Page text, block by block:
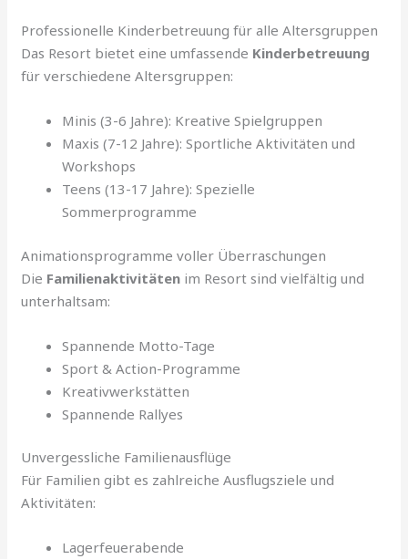
Professionelle Kinderbetreuung für alle Altersgruppen
Das Resort bietet eine umfassende Kinderbetreuung
für verschiedene Altersgruppen:
Minis (3-6 Jahre): Kreative Spielgruppen
Maxis (7-12 Jahre): Sportliche Aktivitäten und
Workshops
Teens (13-17 Jahre): Spezielle
Sommerprogramme
Animationsprogramme voller Überraschungen
Die Familienaktivitäten im Resort sind vielfältig und
unterhaltsam:
Spannende Motto-Tage
Sport & Action-Programme
Kreativwerkstätten
Spannende Rallyes
Unvergessliche Familienausflüge
Für Familien gibt es zahlreiche Ausflugsziele und
Aktivitäten:
Lagerfeuerabende